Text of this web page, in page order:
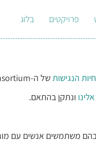
פרויקטים בלוג
הנגישותשל ה-World Wide Web Consortium ברמה AA.
ונתקן בהתאם.